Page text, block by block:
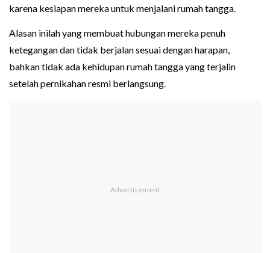
karena kesiapan mereka untuk menjalani rumah tangga.
Alasan inilah yang membuat hubungan mereka penuh
ketegangan dan tidak berjalan sesuai dengan harapan,
bahkan tidak ada kehidupan rumah tangga yang terjalin
setelah pernikahan resmi berlangsung.